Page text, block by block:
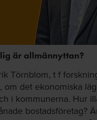
är allmännyttan?
Törnblom, t f
om det ekonomiska
i kommunerna. Hur
bostadsföretag?